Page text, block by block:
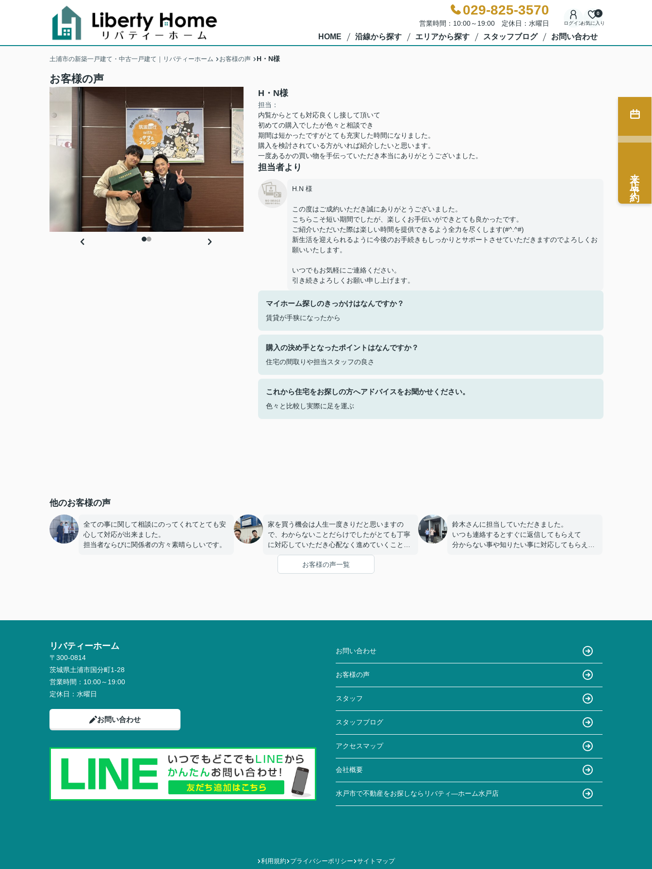
029-825-3570
営業時間：10:00～19:00 定休日：水曜日 ログインお気に入り
0
HOME 沿線から探す エリアから探す スタッフブログ お問い合わせ
土浦市の新築一戸建て・中古一戸建て｜リバティーホーム お客様の声 H・N様
お客様の声
H・N様
担当：
内覧からとても対応良くし接して頂いて
初めての購入でしたが色々と相談でき
期間は短かったですがとても充実した時間になりました。
購入を検討されている方がいれば紹介したいと思います。
一度あるかの買い物を手伝っていただき本当にありがとうございました。
担当者より
H.N 様
この度はご成約いただき誠にありがとうございました。
こちらこそ短い期間でしたが、楽しくお手伝いができとても良かったです。
ご紹介いただいた際は楽しい時間を提供できるよう全力を尽くします(#^.^#)
新生活を迎えられるように今後のお手続きもしっかりとサポートさせていただきますのでよろしくお
願いいたします。
いつでもお気軽にご連絡ください。
引き続きよろしくお願い申し上げます。
マイホーム探しのきっかけはなんですか？
賃貸が手狭になったから
購入の決め手となったポイントはなんですか？
住宅の間取りや担当スタッフの良さ
これから住宅をお探しの方へアドバイスをお聞かせください。
色々と比較し実際に足を運ぶ
他のお客様の声
全ての事に関して相談にのってくれてとても安
心して対応が出来ました。
担当者ならびに関係者の方々素晴らしいです。
家を買う機会は人生一度きりだと思いますの
で、わからないことだらけでしたがとても丁寧
に対応していただき心配なく進めていくことが
できました。
鈴木さんに担当していただきました。
いつも連絡するとすぐに返信してもらえて
分からない事や知りたい事に対応してもらえた
お客様の声一覧
来店予約
リバティーホーム
〒300-0814
茨城県土浦市国分町1-28
営業時間： 10:00～19:00
定休日： 水曜日
お問い合わせ
お問い合わせ
お客様の声
スタッフ
スタッフブログ
アクセスマップ
会社概要
水戸市で不動産をお探しならリバティ―ホーム水戸店
利用規約 プライバシーポリシー サイトマップ